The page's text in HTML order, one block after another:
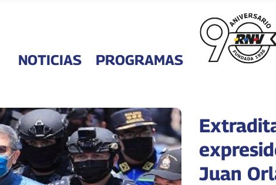
NOTICIAS PROGRAMAS
Juan